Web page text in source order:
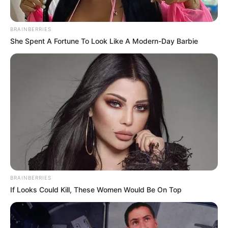
—Συχνές Ερωτήσεις
Ποιες ειδήσεις καλύπτει καθημερινά το Newstok;
Πόσο γρήγορα δημοσιεύονται οι έκτακτες ειδήσεις;
Προσφέρετε ενημέρωση για την Πολιτική και την
Πού μπορώ να διαβάσω για το πολιτικό παρασκήνιο; +
BRAINBERRIES
She Spent A Fortune To Look Like A Modern-Day Barbie
BRAINBERRIES
If Looks Could Kill, These Women Would Be On Top